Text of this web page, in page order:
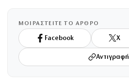
ΜΟΙΡΑΣΤΕΙΤΕ ΤΟ ΑΡΘΡΟ
Facebook X
Αντιγραφή